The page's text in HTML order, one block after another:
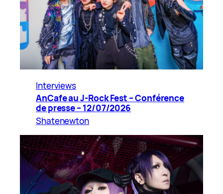
Interviews
AnCafe au J-Rock Fest – Conférence
de presse – 12/07/2026
Shatenewton